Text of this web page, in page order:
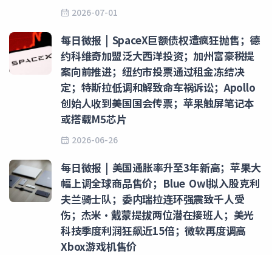
2026-07-01
每日微报 | SpaceX巨额债权遭疯狂抛售；德
约科维奇加盟泛大西洋投资；加州富豪税提
案向前推进；纽约市投票通过租金冻结决
定；特斯拉低调和解致命车祸诉讼；Apollo
创始人收到美国国会传票；苹果触屏笔记本
或搭载M5芯片
2026-06-26
每日微报 | 美国通胀率升至3年新高；苹果大
幅上调全球商品售价；Blue Owl拟入股克利
夫兰骑士队；委内瑞拉连环强震致千人受
伤；杰米·戴蒙提拔两位潜在接班人；美光
科技季度利润狂飙近15倍；微软再度调高
Xbox游戏机售价